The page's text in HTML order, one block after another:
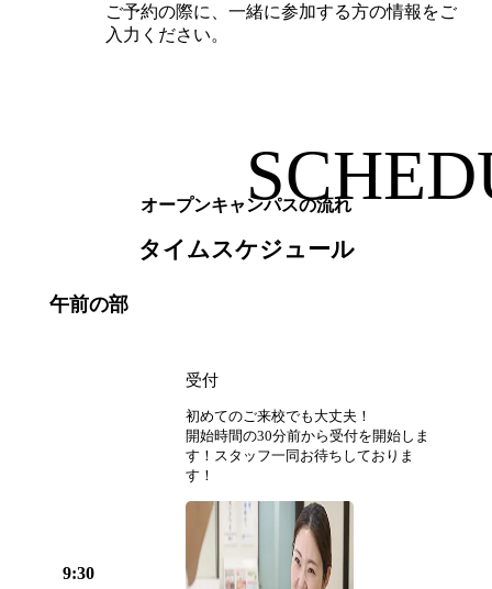
ご予約の際に、一緒に参加する方の情報をご
入力ください。
オープンキャンパスの流れ
タイムスケジュール
午前の部
9:30
受付
初めてのご来校でも大丈夫！
開始時間の30分前から受付を開始しま
す！スタッフ一同お待ちしておりま
す！